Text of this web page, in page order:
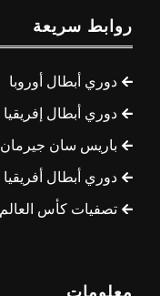
روابط سريعة
دوري أبطال أوروبا
دوري أبطال إفريقيا
باريس سان جيرمان
دوري أبطال أفريقيا
تصفيات كأس العالم
معلومات